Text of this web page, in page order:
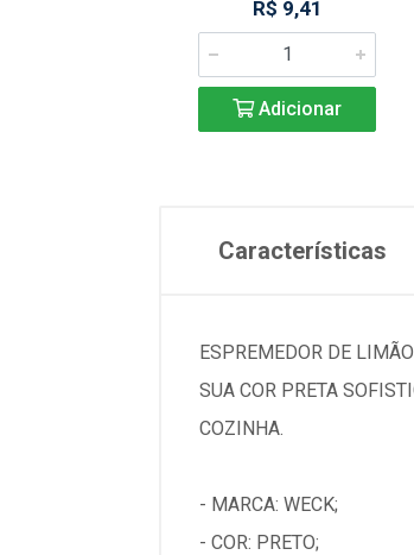
R$ 9,41
Adicionar
Características
ESPREMEDOR DE
SUA COR PRETA
COZINHA.
- MARCA: WECK;
- COR: PRETO;